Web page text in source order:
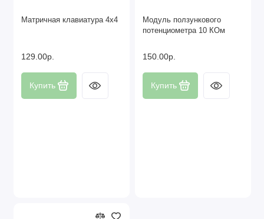
Матричная клавиатура 4х4
129.00р.
Купить
Модуль ползункового
потенциометра 10 КОм
150.00р.
Купить